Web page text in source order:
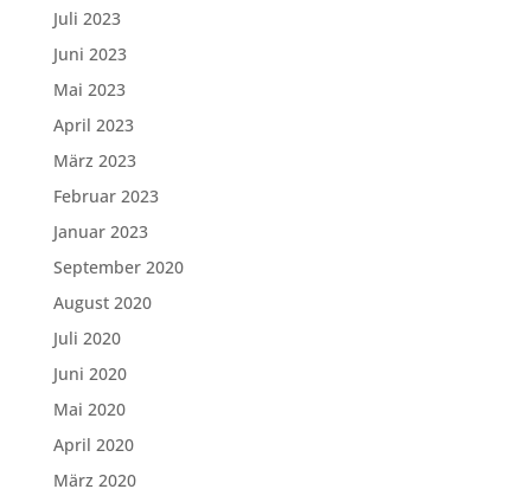
Juli 2023
Juni 2023
Mai 2023
April 2023
März 2023
Februar 2023
Januar 2023
September 2020
August 2020
Juli 2020
Juni 2020
Mai 2020
April 2020
März 2020